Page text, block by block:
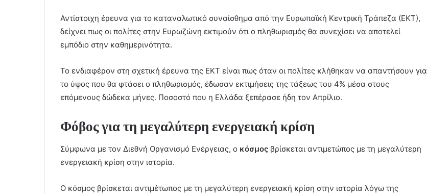
Αντίστοιχη έρευνα για το καταναλωτικό συναίσθημα από την Ευρωπαϊκή Κεντρική Τράπεζα (ΕΚΤ),
δείχνει πως οι πολίτες στην Ευρωζώνη εκτιμούν ότι ο πληθωρισμός θα συνεχίσει να αποτελεί
εμπόδιο στην καθημερινότητα.
Το ενδιαφέρον στη σχετική έρευνα της ΕΚΤ είναι πως όταν οι πολίτες κλήθηκαν να απαντήσουν για
το ύψος που θα φτάσει ο πληθωρισμός, έδωσαν εκτιμήσεις της τάξεως του 4% μέσα στους
επόμενους δώδεκα μήνες. Ποσοστό που η Ελλάδα ξεπέρασε ήδη τον Απρίλιο.
Φόβος για τη μεγαλύτερη ενεργειακή κρίση
Σύμφωνα με τον Διεθνή Οργανισμό Ενέργειας, ο κόσμος βρίσκεται αντιμετώπος με τη μεγαλύτερη
ενεργειακή κρίση στην ιστορία.
Ο κόσμος βρίσκεται αντιμέτωπος με τη μεγαλύτερη ενεργειακή κρίση στην ιστορία λόγω της